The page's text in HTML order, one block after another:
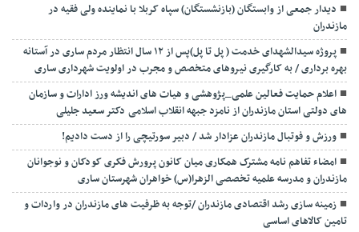
دیدار جمعی از وابستگان (بازنشستگان) سپاه کربلا با نماینده ولی فقیه در
مازندران
پروژه سیدالشهدای خدمت ( پل تا پل)پس از ۱۲ سال انتظار مردم ساری در آستانه
بهره برداری / به کارگیری نیروهای متخصص و مجرب در اولویت شهرداری ساری
اعلام حمایت فعالین علمی_پژوهشی و هیات های اندیشه ورز ادارات و سازمان
های دولتی استان مازندران از نامزد جبهه انقلاب اسلامی دکتر سعید جلیلی
ورزش و فوتبال مازندران عزادار شد / دبیر سورتیچی را از دست دادیم!
امضاء تفاهم نامه مشترک همکاری میان کانون پرورش فکری کودکان و نوجوانان
مازندران و مدرسه علمیه تخصصی الزهرا(س) خواهران شهرستان ساری
زمینه سازی رشد اقتصادی مازندران /توجه به ظرفیت های مازندران در واردات و
تامین کالاهای اساسی